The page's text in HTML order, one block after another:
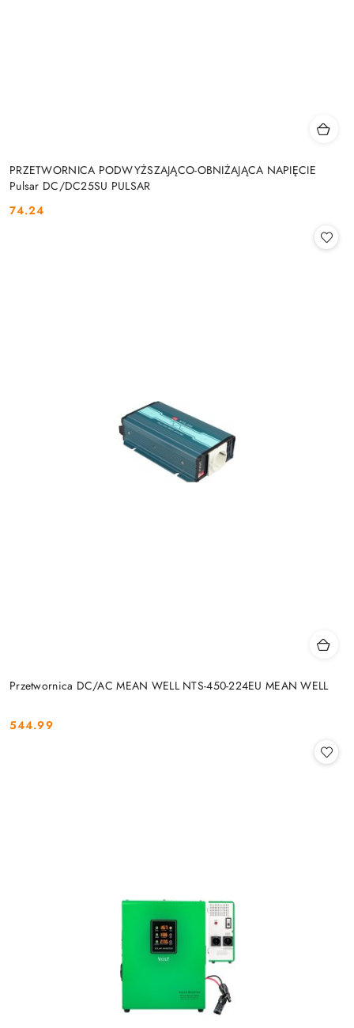
PRZETWORNICA PODWYŻSZAJĄCO-OBNIŻAJĄCA NAPIĘCIE
Pulsar DC/DC25SU PULSAR
Cena:
74.24
Przetwornica DC/AC MEAN WELL NTS-450-224EU MEAN WELL
Cena:
544.99